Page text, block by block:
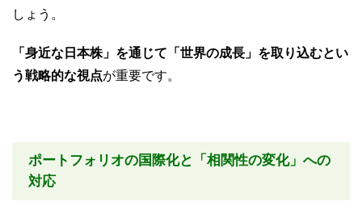
しょう。
「身近な日本株」を通じて「世界の成長」を取り込むとい
う戦略的な視点が重要です。
ポートフォリオの国際化と「相関性の変化」への
対応